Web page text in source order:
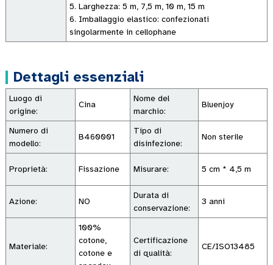
5. Larghezza: 5 m, 7,5 m, 10 m, 15 m
6. Imballaggio elastico: confezionati
singolarmente in cellophane
Dettagli essenziali
Luogo di
origine:
Cina
Nome del
marchio:
Bluenjoy
Numero di
modello:
B460001
Tipo di
disinfezione:
Non sterile
Proprietà: Fissazione Misurare: 5 cm * 4,5 m
Azione: NO
Durata di
conservazione:
3 anni
Materiale:
100%
cotone,
cotone e
Certificazione
di qualità:
CE/ISO13485